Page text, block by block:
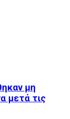
μη
μετά τις